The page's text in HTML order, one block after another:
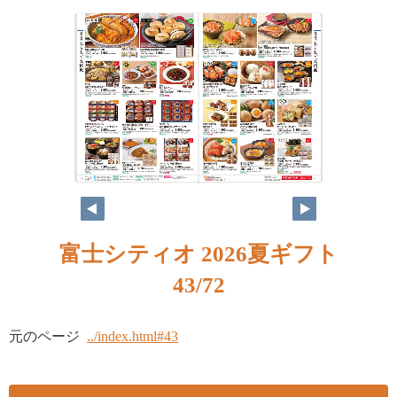
富士シティオ 2026夏ギフト
43/72
元のページ ../index.html#43